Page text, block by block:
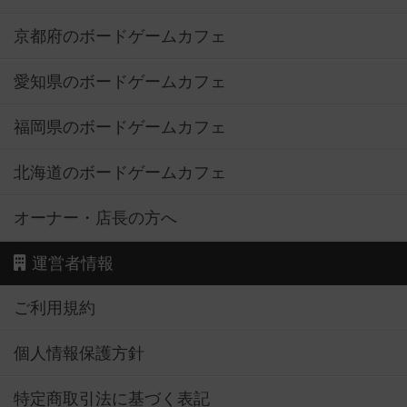
京都府のボードゲームカフェ
愛知県のボードゲームカフェ
福岡県のボードゲームカフェ
北海道のボードゲームカフェ
オーナー・店長の方へ
運営者情報
ご利用規約
個人情報保護方針
特定商取引法に基づく表記